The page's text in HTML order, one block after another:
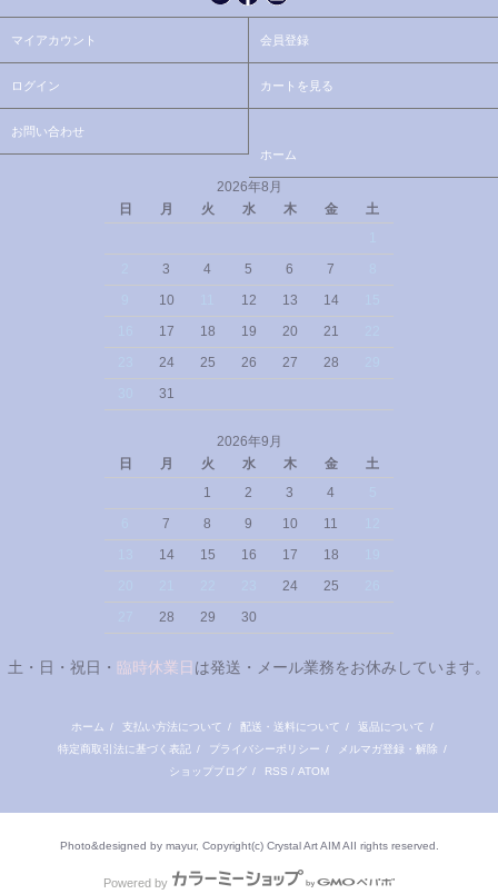
マイアカウント 会員登録
ログイン カートを見る
お問い合わせ
ホーム
2026年8月
日
月 火 水 木 金
土
3 4 5 6 7
10 12 13 14
17 18 19 20 21
24 25 26 27 28
31
2026年9月
日
月 火 水 木 金
土
1
2 3 4
7 8 9 10 11
14 15 16 17 18
24 25
28 29 30
土・日・祝日・ 臨時休業日 は発送・メール業務をお休みしています。
ホーム / 支払い方法について / 配送・送料について / 返品について /
特定商取引法に基づく表記 / プライバシーポリシー / メルマガ登録・解除 /
ショップブログ / RSS / ATOM
Photo&designed by mayur, Copyright(c) Crystal Art AIM AII rights reserved.
Powered by